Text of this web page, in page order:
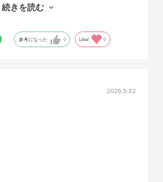
に通販で購入しています。
続きを読む
参考になった 0 Like! 0
2026.5.22